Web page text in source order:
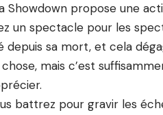
Showdown propose une
un spectacle pour les
depuis sa mort, et cela
mais c’est
battrez pour gravir les